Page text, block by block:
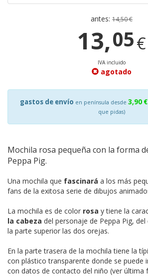
antes: 14,50 €
13,05€
IVA incluido
agotado
gastos de envío en península desde 3,90 €
que pidas)
Mochila rosa pequeña con la forma
Peppa Pig.
Una mochila que fascinará a los más
fans de la exitosa serie de dibujos
La mochila es de color rosa y tiene la
la cabeza del personaje de Peppa Pig,
la parte superior las dos orejas.
En la parte trasera de la mochila tiene la
con plástico transparente donde se puede
con datos de contacto del niño (ver última